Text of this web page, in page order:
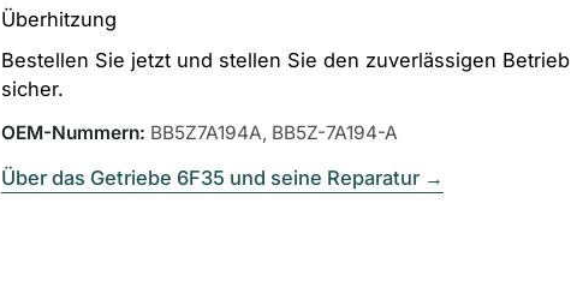
Überhitzung
Bestellen Sie jetzt und stellen Sie den zuverlässigen Betrieb
sicher.
OEM-Nummern: BB5Z7A194A, BB5Z-7A194-A
Über das Getriebe 6F35 und seine Reparatur →